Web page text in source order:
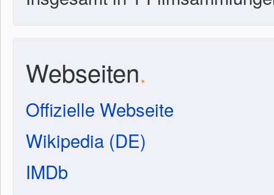
Webseiten.
Offizielle Webseite
Wikipedia (DE)
IMDb